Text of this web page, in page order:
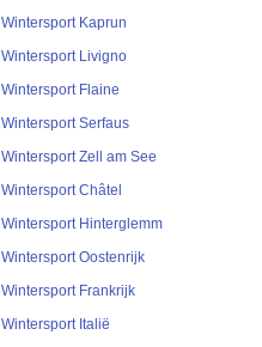
Wintersport Kaprun
Wintersport Livigno
Wintersport Flaine
Wintersport Serfaus
Wintersport Zell am See
Wintersport Châtel
Wintersport Hinterglemm
Wintersport Oostenrijk
Wintersport Frankrijk
Wintersport Italië